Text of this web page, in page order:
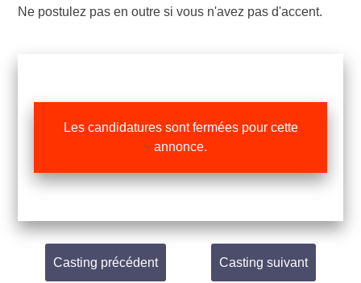
Ne postulez pas en outre si vous n'avez pas d'accent.
Les candidatures sont fermées pour cette
annonce.
Casting précédent Casting suivant